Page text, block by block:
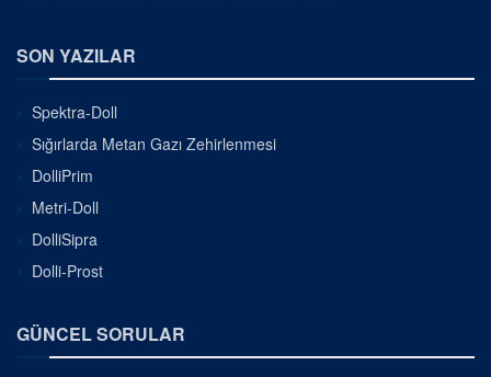
SON YAZILAR
Spektra-Doll
Sığırlarda Metan Gazı Zehirlenmesi
DolliPrim
Metri-Doll
DolliSipra
Dolli-Prost
GÜNCEL SORULAR